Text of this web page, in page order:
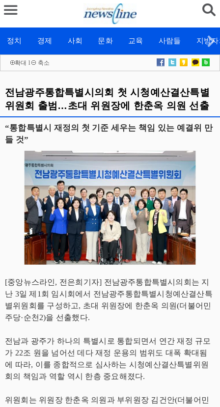
정치 경제 사회 문화 교육 사람들 지방
확대 l 축소
전남광주통합특별시의회 첫 시청예산결산특별
위원회 출범…초대 위원장에 한춘옥 의원 선출
“통합특별시 재정의 첫 기준 세우는 책임 있는 예결위 만
들 것”
[중앙뉴스라인, 전은희기자] 전남광주통합특별시의회는 지
난 3일 제1회 임시회에서 전남광주통합특별시청예산결산특
별위원회를 구성하고, 초대 위원장에 한춘옥 의원(더불어민
주당·순천2)을 선출했다.
전남과 광주가 하나의 특별시로 통합되면서 연간 재정 규모
가 22조 원을 넘어선 데다 재정 운용의 범위도 대폭 확대됨
에 따라, 이를 종합적으로 심사하는 시청예산결산특별위원
회의 책임과 역할 역시 한층 중요해졌다.
위원회는 위원장 한춘옥 의원과 부위원장 김건안(더불어민